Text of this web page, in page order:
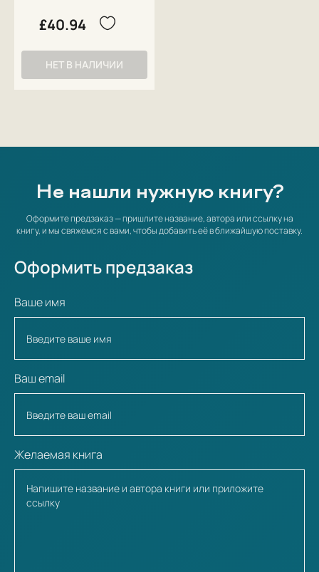
£40.94
НЕТ В НАЛИЧИИ
Не нашли нужную книгу?
Оформите предзаказ — пришлите название, автора или ссылку на
книгу, и мы свяжемся с вами, чтобы добавить её в ближайшую поставку.
Оформить предзаказ
Ваше имя
Ваш email
Желаемая книга